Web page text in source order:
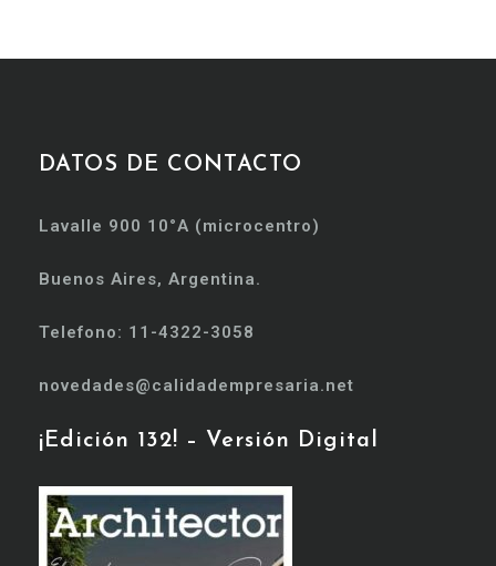
DATOS DE CONTACTO
Lavalle 900 10°A (microcentro)
Buenos Aires, Argentina.
Telefono: 11-4322-3058
novedades@calidadempresaria.net
¡Edición 132! – Versión Digital